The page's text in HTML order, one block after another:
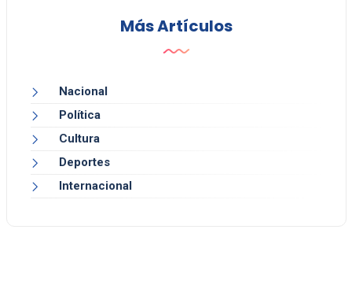
Más Artículos
Nacional
Política
Cultura
Deportes
Internacional